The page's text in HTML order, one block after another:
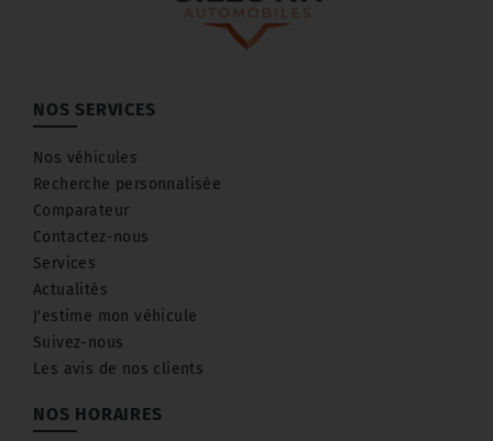
NOS SERVICES
Nos véhicules
Recherche personnalisée
Comparateur
Contactez-nous
Services
Actualités
J'estime mon véhicule
Suivez-nous
Les avis de nos clients
NOS HORAIRES